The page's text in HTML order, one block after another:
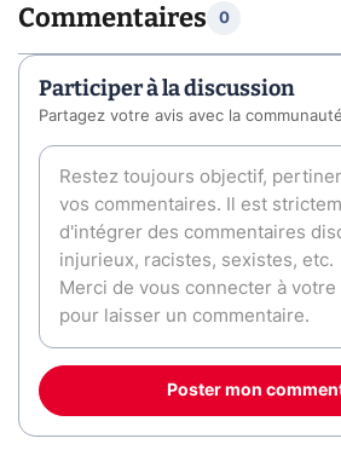
Commentaires 0
Participer à la discussion
Partagez votre avis avec la
Poster mon